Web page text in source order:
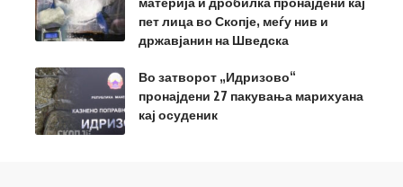
пет лица во Скопје, меѓу нив и
државјанин на Шведска
Во затворот „Идризово“
пронајдени 27 пакувања марихуана
кај осуденик